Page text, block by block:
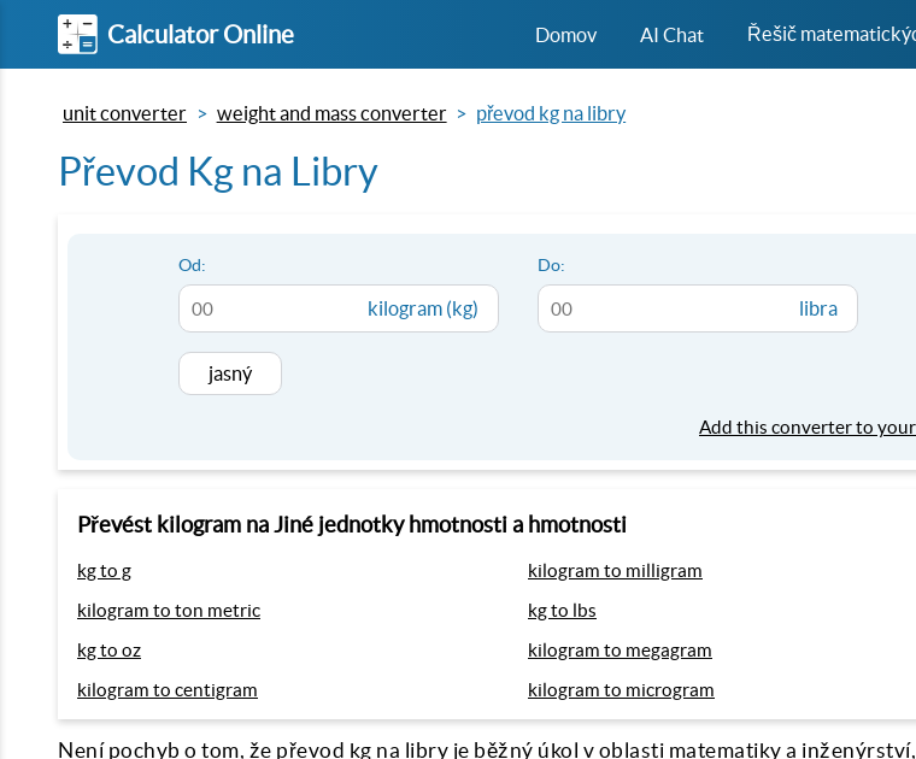
Calculator Online Domov AI Chat Řešič
unit converter weight and mass converter převod kg na libry
Převod Kg na Libry
Od:
kilogram (kg)
Do:
libra
jasný
Add this converter to
Převést kilogram na Jiné jednotky hmotnosti a hmotnosti
kg to g
kilogram to milligram
kilogram to ton metric
kg to lbs
kg to oz
kilogram to megagram
kilogram to centigram
kilogram to microgram
Není pochyb o tom, že převod kg na libry je běžný úkol v oblasti matematiky a